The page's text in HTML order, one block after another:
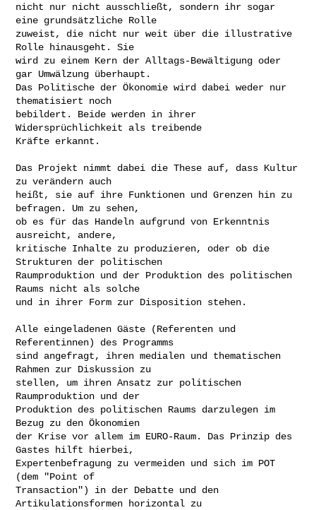
nicht nur nicht ausschließt, sondern ihr sogar
eine grundsätzliche Rolle
zuweist, die nicht nur weit über die illustrative
Rolle hinausgeht. Sie
wird zu einem Kern der Alltags-Bewältigung oder
gar Umwälzung überhaupt.
Das Politische der Ökonomie wird dabei weder nur
thematisiert noch
bebildert. Beide werden in ihrer
Widersprüchlichkeit als treibende
Kräfte erkannt.
Das Projekt nimmt dabei die These auf, dass Kultur
zu verändern auch
heißt, sie auf ihre Funktionen und Grenzen hin zu
befragen. Um zu sehen,
ob es für das Handeln aufgrund von Erkenntnis
ausreicht, andere,
kritische Inhalte zu produzieren, oder ob die
Strukturen der politischen
Raumproduktion und der Produktion des politischen
Raums nicht als solche
und in ihrer Form zur Disposition stehen.
Alle eingeladenen Gäste (Referenten und
Referentinnen) des Programms
sind angefragt, ihren medialen und thematischen
Rahmen zur Diskussion zu
stellen, um ihren Ansatz zur politischen
Raumproduktion und der
Produktion des politischen Raums darzulegen im
Bezug zu den Ökonomien
der Krise vor allem im EURO-Raum. Das Prinzip des
Gastes hilft hierbei,
Expertenbefragung zu vermeiden und sich im POT
(dem "Point of
Transaction") in der Debatte und den
Artikulationsformen horizontal zu